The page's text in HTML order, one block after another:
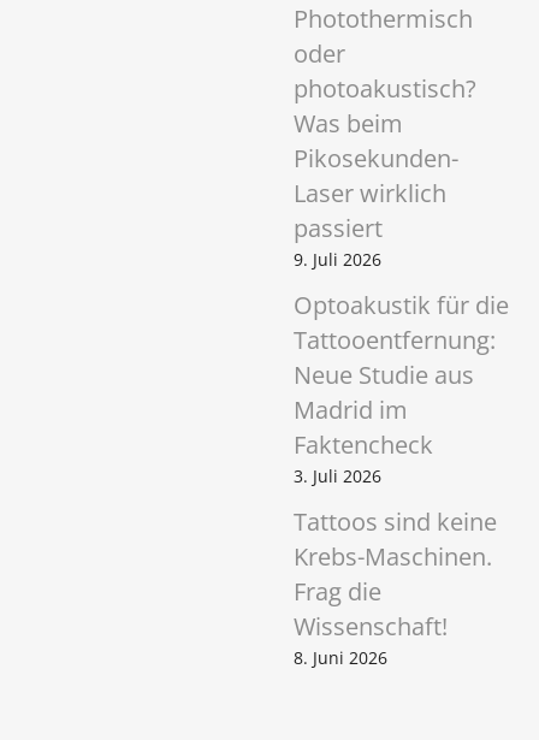
Photothermisch
oder
photoakustisch?
Was beim
Pikosekunden-
Laser wirklich
passiert
9. Juli 2026
Optoakustik für die
Tattooentfernung:
Neue Studie aus
Madrid im
Faktencheck
3. Juli 2026
Tattoos sind keine
Krebs-Maschinen.
Frag die
Wissenschaft!
8. Juni 2026